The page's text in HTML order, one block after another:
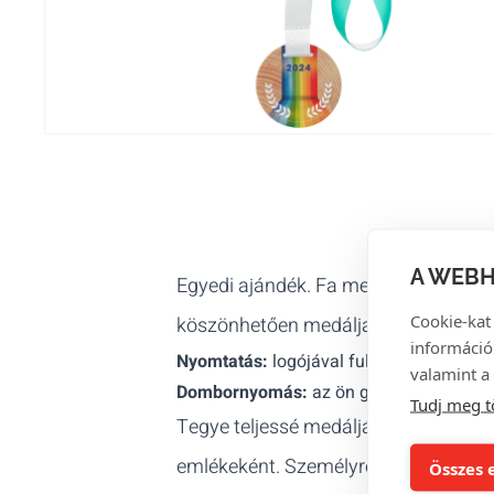
A
Cookie-
valamint a
Tudj meg
Összes
Egyedi ajándék. Fa medáljaink
köszönhetően medáljaink
Nyomtatás: logójával full colour
Dombornyomás: az ön grafikája
Tegye teljessé medálját
emlékeként. Személyre szabott